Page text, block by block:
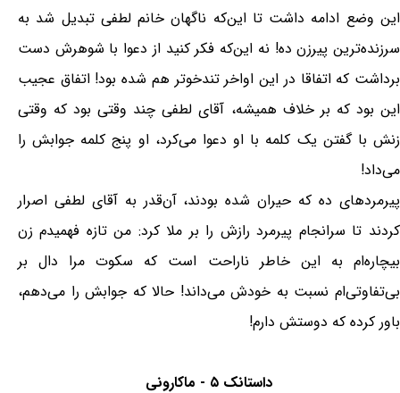
این وضع ادامه داشت تا این‌که ناگهان خانم لطفی تبدیل شد به
سرزنده‌ترین پیرزن ده! نه این‌که فکر کنید از دعوا با شوهرش دست
برداشت که اتفاقا در این اواخر تندخوتر هم شده بود! اتفاق عجیب
این بود که بر خلاف همیشه، آقای لطفی چند وقتی بود که وقتی
زنش با گفتن یک کلمه با او دعوا می‌کرد، او پنج کلمه جوابش را
می‌داد!
پیرمردهای ده که حیران شده بودند، آن‌قدر به آقای لطفی اصرار
کردند تا سرانجام پیرمرد رازش را بر ملا کرد: من تازه فهمیدم زن
بیچاره‌ام به این خاطر ناراحت است که سکوت مرا دال بر
بی‌تفاوتی‌ام نسبت به خودش می‌داند! حالا که جوابش را می‌دهم،
باور کرده که دوستش دارم!
داستانک ۵ - ماکارونی